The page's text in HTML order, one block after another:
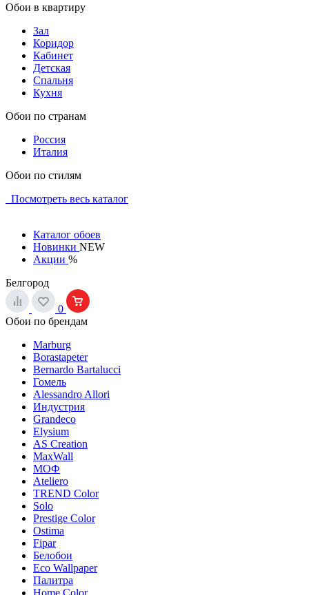
Обои в квартиру
Зал
Коридор
Кабинет
Детская
Спальня
Кухня
Обои по странам
Россия
Италия
Обои по стилям
Посмотреть весь каталог
Каталог обоев
Новинки NEW
Акции %
Белгород
0
Обои по брендам
Marburg
Borastapeter
Bernardo Bartalucci
Гомель
Alessandro Allori
Индустрия
Grandeco
Elysium
AS Creation
MaxWall
МОФ
Ateliero
TREND Color
Solo
Prestige Color
Ostima
Fipar
Белобои
Eco Wallpaper
Палитра